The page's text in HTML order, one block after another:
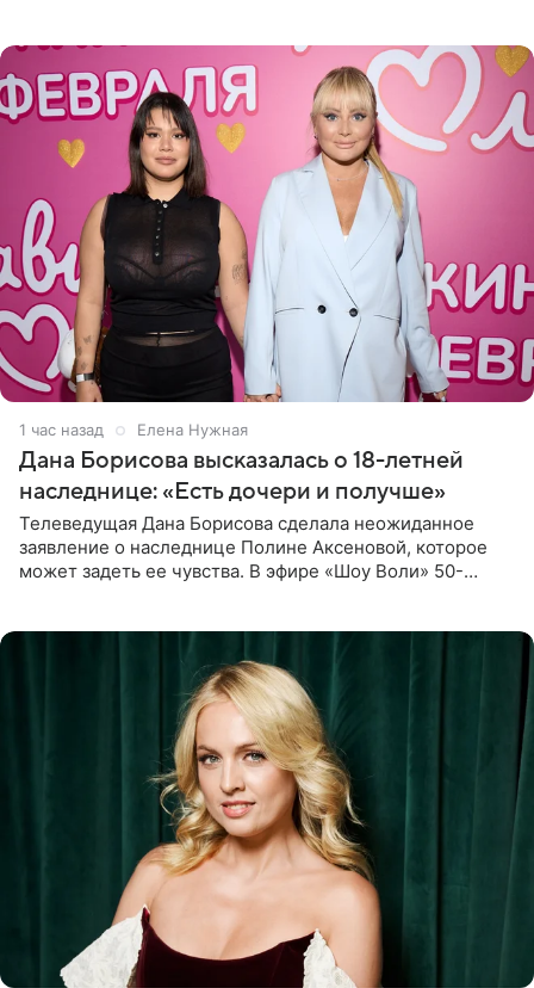
1 час назад Елена Нужная
Дана Борисова высказалась о 18-летней
наследнице: «Есть дочери и получше»
Телеведущая Дана Борисова сделала неожиданное
заявление о наследнице Полине Аксеновой, которое
может задеть ее чувства. В эфире «Шоу Воли» 50-